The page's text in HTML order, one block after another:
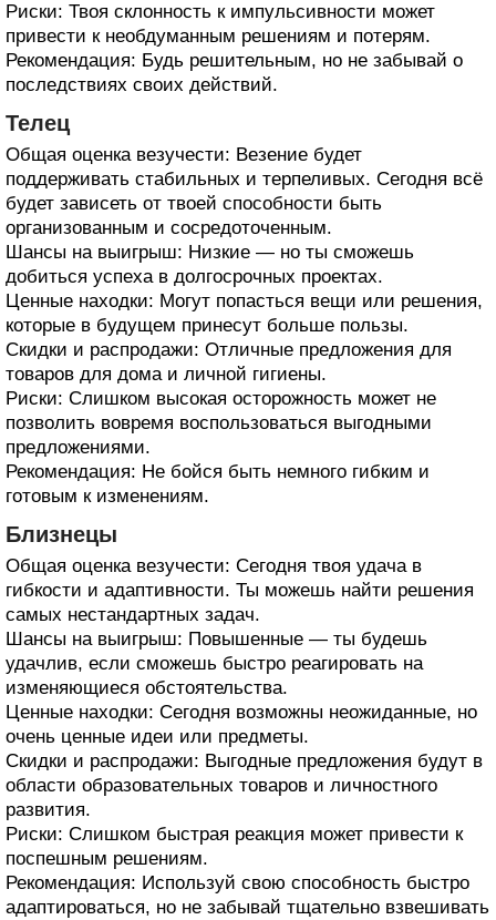
Риски: Твоя склонность к импульсивности может
привести к необдуманным решениям и потерям.
Рекомендация: Будь решительным, но не забывай о
последствиях своих действий.
Телец
Общая оценка везучести: Везение будет
поддерживать стабильных и терпеливых. Сегодня всё
будет зависеть от твоей способности быть
организованным и сосредоточенным.
Шансы на выигрыш: Низкие — но ты сможешь
добиться успеха в долгосрочных проектах.
Ценные находки: Могут попасться вещи или решения,
которые в будущем принесут больше пользы.
Скидки и распродажи: Отличные предложения для
товаров для дома и личной гигиены.
Риски: Слишком высокая осторожность может не
позволить вовремя воспользоваться выгодными
предложениями.
Рекомендация: Не бойся быть немного гибким и
готовым к изменениям.
Близнецы
Общая оценка везучести: Сегодня твоя удача в
гибкости и адаптивности. Ты можешь найти решения
самых нестандартных задач.
Шансы на выигрыш: Повышенные — ты будешь
удачлив, если сможешь быстро реагировать на
изменяющиеся обстоятельства.
Ценные находки: Сегодня возможны неожиданные, но
очень ценные идеи или предметы.
Скидки и распродажи: Выгодные предложения будут в
области образовательных товаров и личностного
развития.
Риски: Слишком быстрая реакция может привести к
поспешным решениям.
Рекомендация: Используй свою способность быстро
адаптироваться, но не забывай тщательно взвешивать